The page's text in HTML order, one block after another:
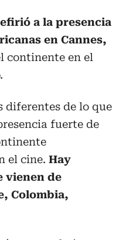
a la presencia
en Cannes,
continente en el
diferentes de lo que
fuerte de
el cine. Hay
vienen de
Colombia,